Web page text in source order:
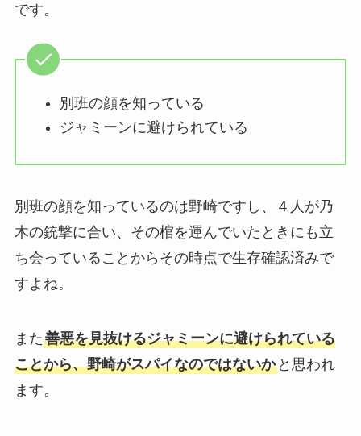
です。
別班の顔を知っている
ジャミーンに避けられている
別班の顔を知っているのは野崎ですし、４人が乃
木の銃撃に合い、その棺を運んでいたときにも立
ち会っていることからその時点で生存確認済みで
すよね。
また善悪を見抜けるジャミーンに避けられている
ことから、野崎がスパイなのではないかと思われ
ます。